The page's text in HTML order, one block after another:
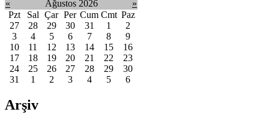
« Ağustos 2026
»
Pzt
Sal Çar Per Cum Cmt Paz
27
28 29 30 31 1
2
3
4 5 6 7 8
9
10
11 12 13 14 15
16
17
18 19 20 21 22
23
24
25 26 27 28 29
30
31
1 2 3 4 5 6
Arşiv